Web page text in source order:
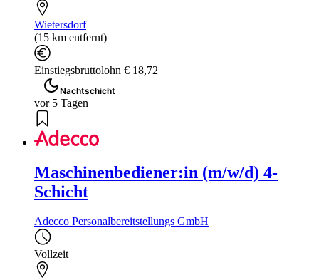
Wietersdorf
(15 km entfernt)
Einstiegsbruttolohn € 18,72
Nachtschicht
vor 5 Tagen
Maschinenbediener:in (m/w/d) 4-
Schicht
Adecco Personalbereitstellungs GmbH
Vollzeit